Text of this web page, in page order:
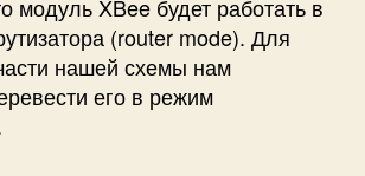
модуль XBee будет работать в
(router mode). Для
нашей схемы нам
его в режим